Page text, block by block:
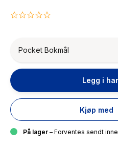
0.0
Pocket Bokmål
Legg i
Kjøp med
På lager – Forventes sendt